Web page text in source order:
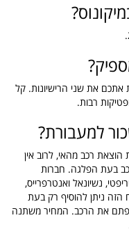
אתכם את שני הרישיונות. קל
רבות.
למעבורת?
רכב מהאי, לרוב אין
בעת הפלגה. חברות
נשיונאל ואנטרפרייס,
ניתן להוסיף רק בעת
את הרכב. המחיר משתנה